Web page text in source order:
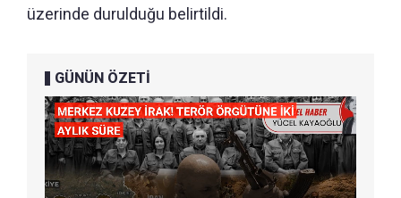
üzerinde durulduğu belirtildi.
GÜNÜN ÖZETİ